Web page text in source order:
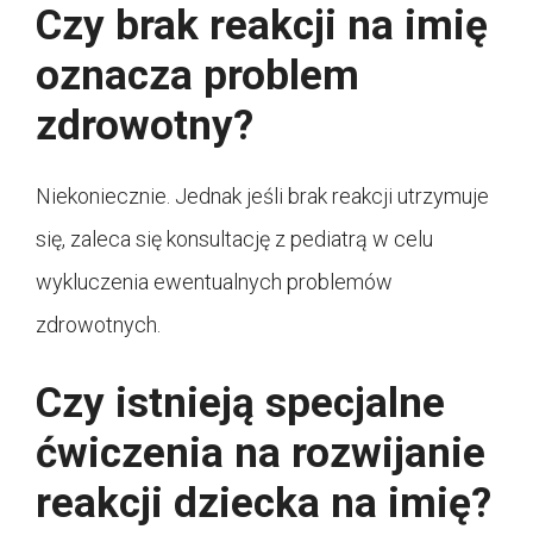
Czy brak reakcji na imię
oznacza problem
zdrowotny?
Niekoniecznie. Jednak jeśli brak reakcji utrzymuje
się, zaleca się konsultację z pediatrą w celu
wykluczenia ewentualnych problemów
zdrowotnych.
Czy istnieją specjalne
ćwiczenia na rozwijanie
reakcji dziecka na imię?